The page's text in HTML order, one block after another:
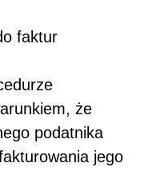
faktur
że
podatnika
jego